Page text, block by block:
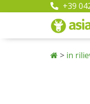
+39
> in